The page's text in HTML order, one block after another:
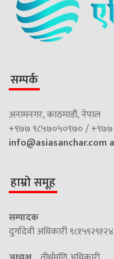
सम्पर्क
अनामनगर, काठमाडौं, नेपाल
+९७७ ९८५७०५०९७० /
info@asiasanchar.com
हाम्रो समूह
सम्पादक
दुर्गादेवी अधिकारी ९८१५९२९१२४